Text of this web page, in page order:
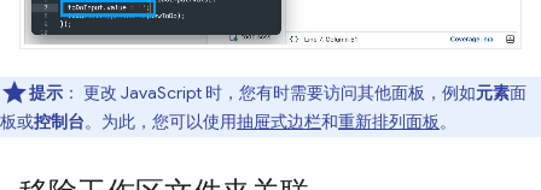
提示 ： 更改 JavaScript 时，您有时需要访问其他面板，例如元素面
板或控制台。为此，您可以使用抽屉式边栏和重新排列面板。